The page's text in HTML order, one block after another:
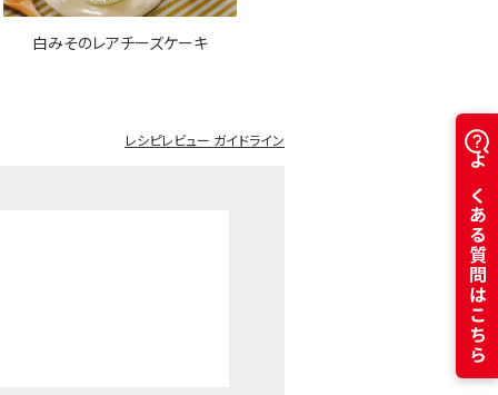
白みそのレアチーズケーキ
レシピレビュー ガイドライン
よくある質問はこちら